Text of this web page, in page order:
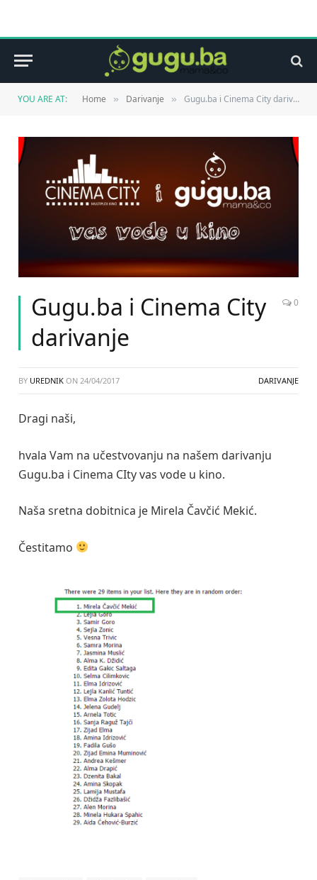
YOU ARE AT: Home » Darivanje » Gugu.ba i Cinema City darivanje
Gugu.ba i Cinema City
darivanje
0
BY UREDNIK ON 24/04/2017 DARIVANJE
Dragi naši,
hvala Vam na učestvovanju na našem darivanju
Gugu.ba i Cinema CIty vas vode u kino.
Naša sretna dobitnica je Mirela Čavčić Mekić.
Čestitamo